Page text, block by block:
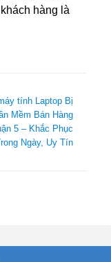
hàng là
tính Laptop Bị
Mềm Bán Hàng
5 – Khắc Phục
Ngày, Uy Tín